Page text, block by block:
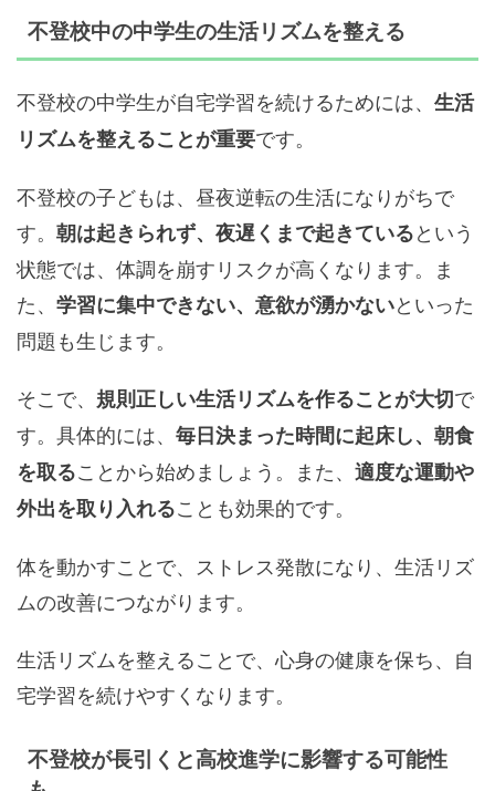
不登校中の中学生の生活リズムを整える
不登校の中学生が自宅学習を続けるためには、 生活
リズムを整えることが重要です。
不登校の子どもは、昼夜逆転の生活になりがちで
す。 朝は起きられず、夜遅くまで起きているという
状態では、体調を崩すリスクが高くなります。ま
た、 学習に集中できない、意欲が湧かないといった
問題も生じます。
そこで、 規則正しい生活リズムを作ることが大切で
す。具体的には、 毎日決まった時間に起床し、朝食
を取ることから始めましょう。また、 適度な運動や
外出を取り入れることも効果的です。
体を動かすことで、ストレス発散になり、生活リズ
ムの改善につながります。
生活リズムを整えることで、心身の健康を保ち、自
宅学習を続けやすくなります。
不登校が長引くと高校進学に影響する可能性